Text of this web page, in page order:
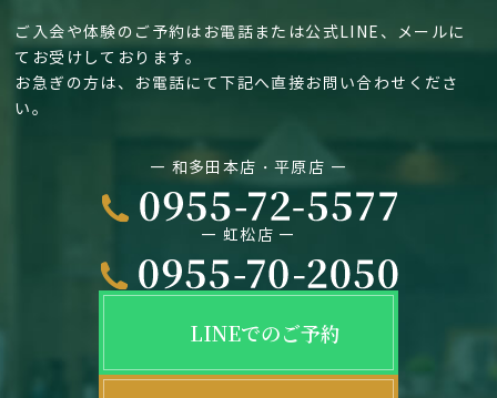
ご入会や体験のご予約はお電話または公式LINE、メールに
てお受けしております。
お急ぎの方は、お電話にて下記へ直接お問い合わせくださ
い。
― 和多田本店・平原店 ―
― 虹松店 ―
LINEでのご予約